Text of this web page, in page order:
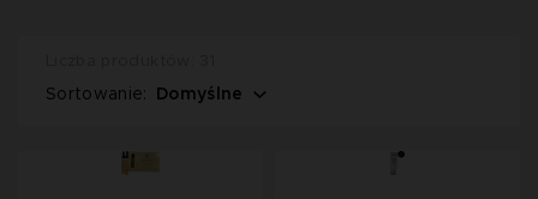
Sortowanie: Domyślne